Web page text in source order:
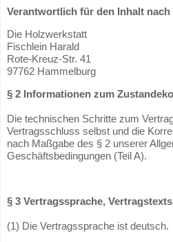
Verantwortlich für den Inhalt nach
Die Holzwerkstatt
Fischlein Harald
Rote-Kreuz-Str. 41
97762 Hammelburg
§ 2 Informationen zum
Die technischen Schritte zum
Vertragsschluss selbst und die
nach Maßgabe des § 2 unserer
Geschäftsbedingungen (Teil A).
§ 3 Vertragssprache,
(1) Die Vertragssprache ist deutsch.